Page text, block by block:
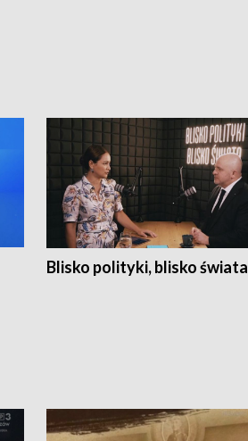
Blisko polityki, blisko świata